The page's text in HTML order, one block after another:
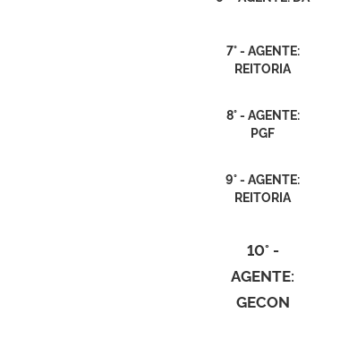
7° - AGENTE:
REITORIA
8° - AGENTE:
PGF
9° - AGENTE:
REITORIA
10° -
AGENTE:
GECON